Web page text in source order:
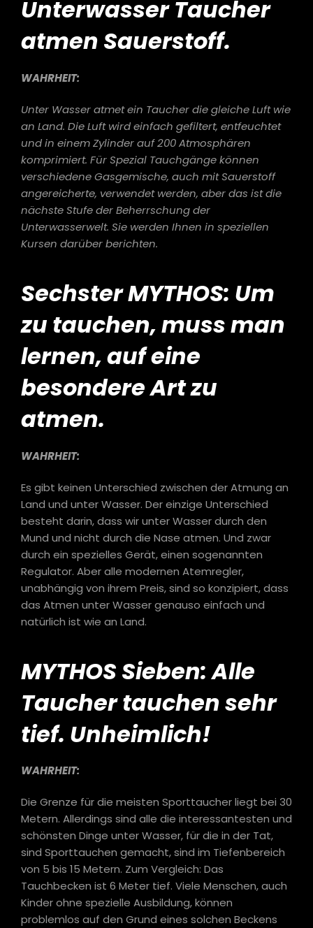
Unterwasser Taucher
atmen Sauerstoff.
WAHRHEIT:
Unter Wasser atmet ein Taucher die gleiche Luft wie
an Land. Die Luft wird einfach gefiltert, entfeuchtet
und in einem Zylinder auf 200 Atmosphären
komprimiert. Für Spezial Tauchgänge können
verschiedene Gasgemische, auch mit Sauerstoff
angereicherte, verwendet werden, aber das ist die
nächste Stufe der Beherrschung der
Unterwasserwelt. Sie werden Ihnen in speziellen
Kursen darüber berichten.
Sechster MYTHOS: Um
zu tauchen, muss man
lernen, auf eine
besondere Art zu
atmen.
WAHRHEIT:
Es gibt keinen Unterschied zwischen der Atmung an
Land und unter Wasser. Der einzige Unterschied
besteht darin, dass wir unter Wasser durch den
Mund und nicht durch die Nase atmen. Und zwar
durch ein spezielles Gerät, einen sogenannten
Regulator. Aber alle modernen Atemregler,
unabhängig von ihrem Preis, sind so konzipiert, dass
das Atmen unter Wasser genauso einfach und
natürlich ist wie an Land.
MYTHOS Sieben: Alle
Taucher tauchen sehr
tief. Unheimlich!
WAHRHEIT:
Die Grenze für die meisten Sporttaucher liegt bei 30
Metern. Allerdings sind alle die interessantesten und
schönsten Dinge unter Wasser, für die in der Tat,
sind Sporttauchen gemacht, sind im Tiefenbereich
von 5 bis 15 Metern. Zum Vergleich: Das
Tauchbecken ist 6 Meter tief. Viele Menschen, auch
Kinder ohne spezielle Ausbildung, können
problemlos auf den Grund eines solchen Beckens